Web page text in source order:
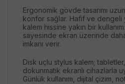
Ergonomik gövde tasarımı
konfor sağlar. Hafif ve dengeli
kalem hissine yakın bir
sayesinde ekran üzerinde
imkanı verir.
Disk uçlu stylus kalem;
dokunmatik ekranlı cihazlarla
Günlük kullanım, dijital çizim,